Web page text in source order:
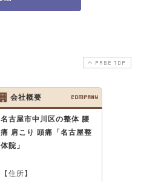
PAGE TOP
会社概要 COMPANY
名古屋市中川区の整体 腰
痛 肩こり 頭痛 「名古屋整
体院」
【住所】